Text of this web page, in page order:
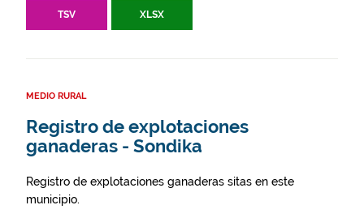
TSV XLSX
MEDIO RURAL
Registro de explotaciones
ganaderas - Sondika
Registro de explotaciones ganaderas sitas en este
municipio.